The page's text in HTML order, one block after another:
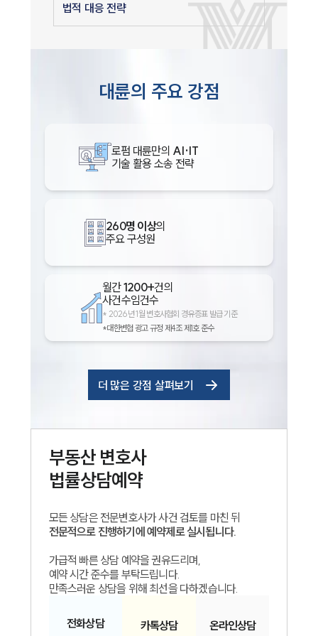
법적 대응 전략
대륜의 주요 강점
로펌 대륜만의 AI·IT
기술 활용 소송 전략
260명 이상의
주요 구성원
월간1200+건의
사건수임건수
* 2026년 1월 변호사협회 경유증표 발급 기준
*대한변협 광고 규정 제4조 제1호 준수
더 많은 강점 살펴보기
부동산변호사
법률상담예약
모든 상담은 전문변호사가 사건 검토를 마친 뒤
전문적으로 진행하기에 예약제로 실시됩니다.
가급적 빠른 상담 예약을 권유드리며,
예약 시간 준수를 부탁드립니다.
만족스러운 상담을 위해 최선을 다하겠습니다.
전화상담 카톡상담 온라인상담